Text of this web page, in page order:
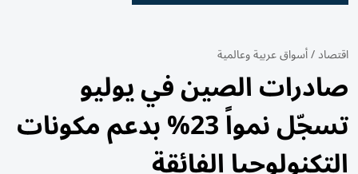
اقتصاد/أسواق عربية وعالمية
صادرات الصين في يوليو
تسجّل نمواً 23% بدعم مكونات